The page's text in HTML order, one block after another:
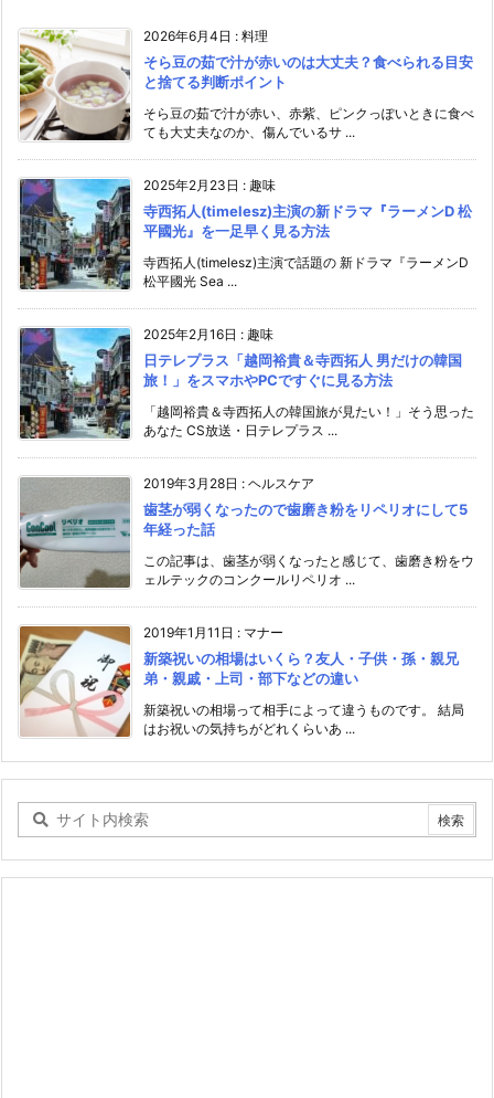
2026年6月4日 : 料理
そら豆の茹で汁が赤いのは大丈夫？食べられる目安
と捨てる判断ポイント
そら豆の茹で汁が赤い、赤紫、ピンクっぽいときに食べ
ても大丈夫なのか、傷んでいるサ ...
2025年2月23日 : 趣味
寺西拓人(timelesz)主演の新ドラマ『ラーメンD 松
平國光』を一足早く見る方法
寺西拓人(timelesz)主演で話題の 新ドラマ『ラーメンD
松平國光 Sea ...
2025年2月16日 : 趣味
日テレプラス「越岡裕貴＆寺西拓人 男だけの韓国
旅！」をスマホやPCですぐに見る方法
「越岡裕貴＆寺西拓人の韓国旅が見たい！」そう思った
あなた CS放送・日テレプラス ...
2019年3月28日 : ヘルスケア
歯茎が弱くなったので歯磨き粉をリペリオにして5
年経った話
この記事は、歯茎が弱くなったと感じて、歯磨き粉をウ
ェルテックのコンクールリペリオ ...
2019年1月11日 : マナー
新築祝いの相場はいくら？友人・子供・孫・親兄
弟・親戚・上司・部下などの違い
新築祝いの相場って相手によって違うものです。 結局
はお祝いの気持ちがどれくらいあ ...